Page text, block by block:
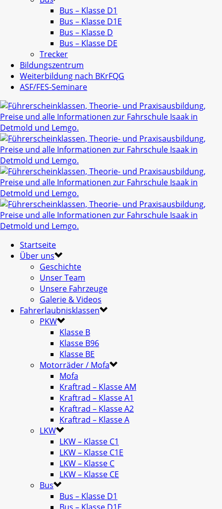
Bus – Klasse D1
Bus – Klasse D1E
Bus – Klasse D
Bus – Klasse DE
Trecker
Bildungszentrum
Weiterbildung nach BKrFQG
ASF/FES-Seminare
Startseite
Über uns
Geschichte
Unser Team
Unsere Fahrzeuge
Galerie & Videos
Fahrerlaubnisklassen
PKW
Klasse B
Klasse B96
Klasse BE
Motorräder / Mofa
Mofa
Kraftrad – Klasse AM
Kraftrad – Klasse A1
Kraftrad – Klasse A2
Kraftrad – Klasse A
LKW
LKW – Klasse C1
LKW – Klasse C1E
LKW – Klasse C
LKW – Klasse CE
Bus
Bus – Klasse D1